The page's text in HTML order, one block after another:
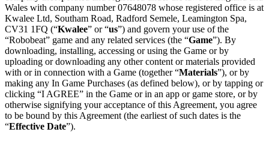
Wales with company number 07648078 whose registered office is at
Kwalee Ltd, Southam Road, Radford Semele, Leamington Spa,
CV31 1FQ (“Kwalee” or “us”) and govern your use of the
“Robobeat” game and any related services (the “Game”). By
downloading, installing, accessing or using the Game or by
uploading or downloading any other content or materials provided
with or in connection with a Game (together “Materials”), or by
making any In Game Purchases (as defined below), or by tapping or
clicking “I AGREE” in the Game or in an app or game store, or by
otherwise signifying your acceptance of this Agreement, you agree
to be bound by this Agreement (the earliest of such dates is the
“Effective Date”).